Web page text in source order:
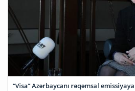
“Visa” Azərbaycanı rəqəmsal